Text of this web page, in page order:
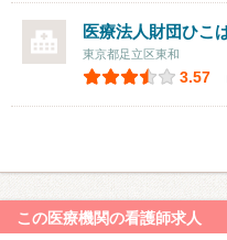
医療法人財団ひこ
東京都足立区東和
3.57
この医療機関の看護師求人